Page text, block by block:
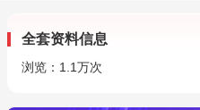
全套资料信息
浏览： 1.1万次